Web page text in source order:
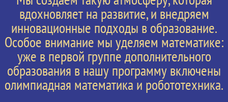
НА УЧЕБНЫЙ 2025/26 ГОД
ПОДРОБНЕЕ
вдохновляет на развитие, и внедряем
инновационные подходы в образование.
Особое внимание мы уделяем математике:
уже в первой группе дополнительного
образования в нашу программу включены
олимпиадная математика и робототехника.